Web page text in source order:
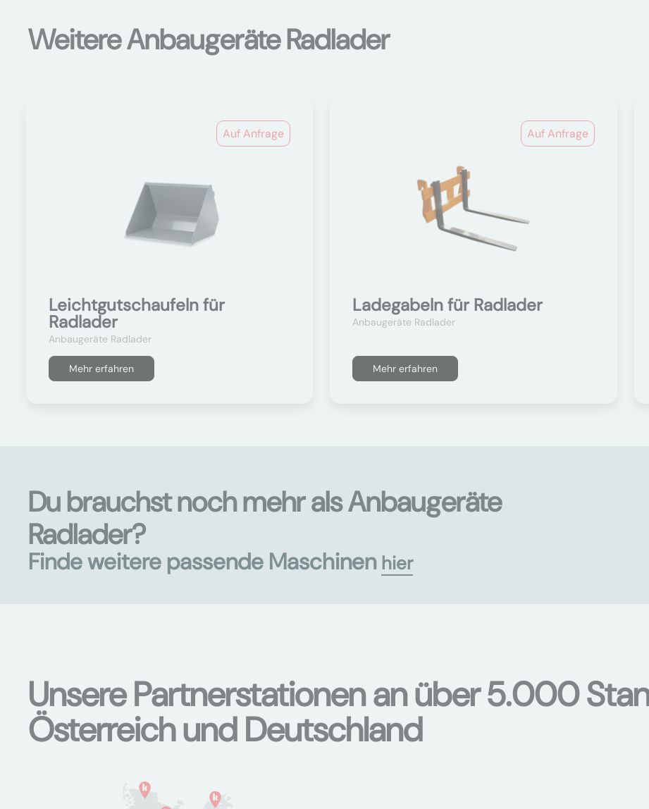
Weitere Anbaugeräte Radlader
Auf Anfrage
Leichtgutschaufeln für
Radlader
Anbaugeräte Radlader
Mehr erfahren
Auf Anfrage
Ladegabeln für Radlader
Anbaugeräte Radlader
Mehr erfahren
Du brauchst noch mehr als Anbaugeräte
Radlader?
Finde weitere passende Maschinen hier
Unsere Partnerstationen an über 5.000
Österreich und Deutschland